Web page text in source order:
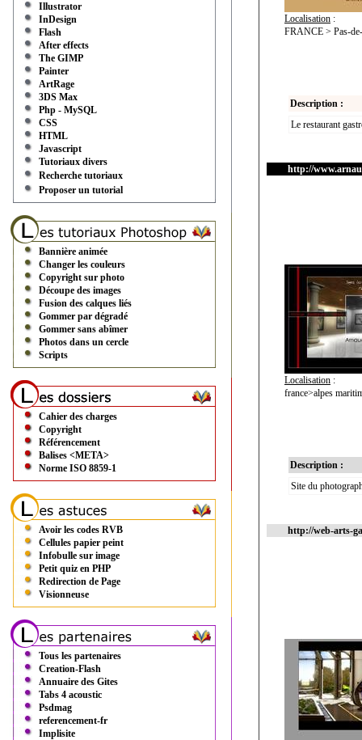
Illustrator
InDesign
Flash
After effects
The GIMP
Painter
ArtRage
3DS Max
Php - MySQL
CSS
HTML
Javascript
Tutoriaux divers
Recherche tutoriaux
Proposer un tutorial
Bannière animée
Changer les couleurs
Copyright sur photo
Découpe des images
Fusion des calques liés
Gommer par dégradé
Gommer sans abîmer
Photos dans un cercle
Scripts
Cahier des charges
Copyright
Référencement
Balises <META>
Norme ISO 8859-1
Avoir les codes RVB
Cellules papier peint
Infobulle sur image
Petit quiz en PHP
Redirection de Page
Visionneuse
Tous les partenaires
Creation-Flash
Annuaire des Gites
Tabs 4 acoustic
Psdmag
referencement-fr
Implisite
Localisation :
FRANCE > Pas-
Description :
Le restaurant
http://
Localisation :
france>alpes
Description :
Site du
http://web-arts-